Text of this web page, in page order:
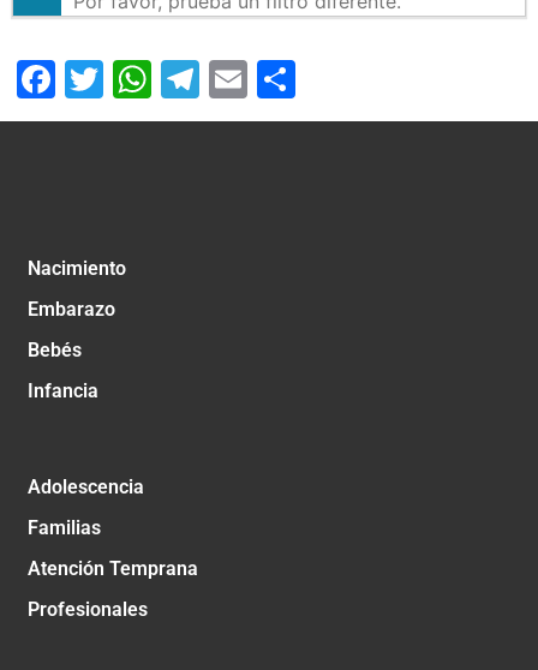
Facebook
Twitter
WhatsApp
Telegram
Email
Nacimiento
Embarazo
Bebés
Infancia
Adolescencia
Familias
Atención Temprana
Profesionales